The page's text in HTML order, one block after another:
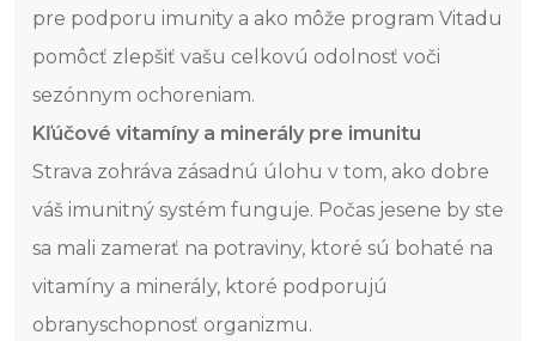
pre podporu imunity a ako môže program Vitadu
pomôcť zlepšiť vašu celkovú odolnosť voči
sezónnym ochoreniam.
Kľúčové vitamíny a minerály pre imunitu
Strava zohráva zásadnú úlohu v tom, ako dobre
váš imunitný systém funguje. Počas jesene by ste
sa mali zamerať na potraviny, ktoré sú bohaté na
vitamíny a minerály, ktoré podporujú
obranyschopnosť organizmu.